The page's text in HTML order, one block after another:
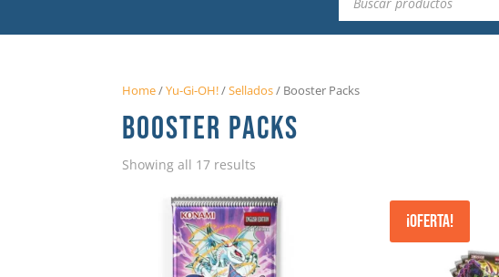
productos
Home/Yu-Gi-OH!/Sellados/ Booster Packs
BOOSTER PACKS
Showing all 17 results
¡Oferta!